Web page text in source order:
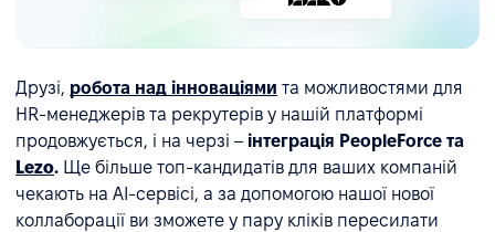
Друзі, робота над інноваціями та можливостями для
HR-менеджерів та рекрутерів у нашій платформі
продовжується, і на черзі – інтеграція PeopleForce та
Lezo. Ще більше топ-кандидатів для ваших компаній
чекають на АІ-сервісі, а за допомогою нашої нової
коллаборації ви зможете у пару кліків пересилати